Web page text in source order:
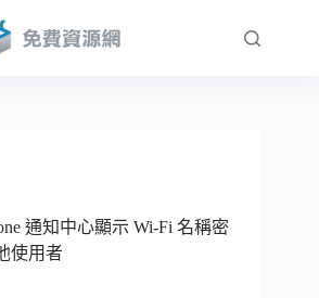
通知中心顯示 Wi-Fi 名稱密
使用者